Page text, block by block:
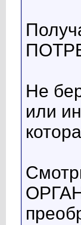
Не
или